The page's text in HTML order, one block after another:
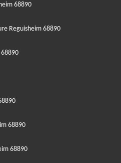
68890
Reguisheim 68890
68890
68890